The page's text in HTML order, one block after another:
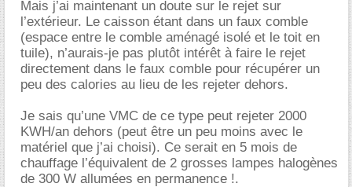
Mais j’ai maintenant un doute sur le rejet sur
l’extérieur. Le caisson étant dans un faux comble
(espace entre le comble aménagé isolé et le toit en
tuile), n’aurais-je pas plutôt intérêt à faire le rejet
directement dans le faux comble pour récupérer un
peu des calories au lieu de les rejeter dehors.
Je sais qu’une VMC de ce type peut rejeter 2000
KWH/an dehors (peut être un peu moins avec le
matériel que j’ai choisi). Ce serait en 5 mois de
chauffage l’équivalent de 2 grosses lampes halogènes
de 300 W allumées en permanence !.